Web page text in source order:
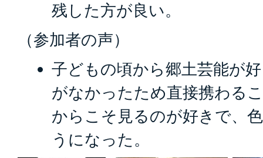
残した方が良い。
（参加者の声）
子どもの頃から郷土芸能が
がなかったため直接携わる
からこそ見るのが好きで、
うになった。